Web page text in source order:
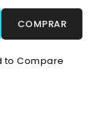
COMPRAR
to Compare